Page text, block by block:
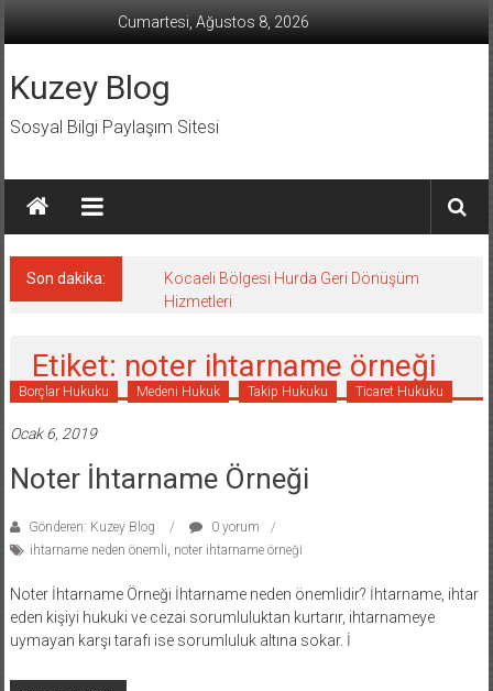
Cumartesi, Ağustos 8, 2026
Kuzey Blog
Sosyal Bilgi Paylaşım Sitesi
Son dakika:
Kocaeli Bölgesi Hurda Geri Dönüşüm
Hizmetleri
Etiket: noter ihtarname örneği
Borçlar Hukuku Medeni Hukuk Takip Hukuku Ticaret Hukuku
Ocak 6, 2019
Noter İhtarname Örneği
Gönderen: Kuzey Blog
0 yorum
ihtarname neden önemli, noter ihtarname örneği
Noter İhtarname Örneği İhtarname neden önemlidir? İhtarname, ihtar
eden kişiyi hukuki ve cezai sorumluluktan kurtarır, ihtarnameye
uymayan karşı tarafı ise sorumluluk altına sokar. İ